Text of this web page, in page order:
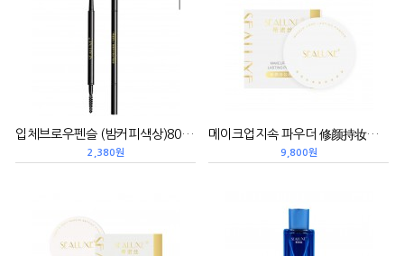
입체브로우펜슬 (밤커피색상)80g 纤细立体眉笔（气质栗咖）
2,380원
메이크업지속 파우더 修颜持妆粉饼
9,800원